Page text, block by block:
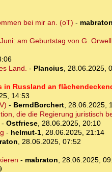
bei mir an. (oT) - mabraton
am Geburtstag von G.
Land. - Plancius, 28.06.2025,
Russland an
14:53
- BerndBorchert, 28.06.2025,
die die Regierung juristisch
- Ostfriese, 28.06.2025, 20:10
- helmut-1, 28.06.2025, 21:14
, 28.06.2025, 07:52
- mabraton, 28.06.2025,